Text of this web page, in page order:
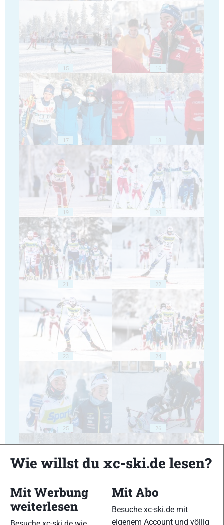
15 16
17 18
19 20
21 22
23 24
25 26
Wie willst du xc-ski.de lesen?
Mit Werbung
weiterlesen
Mit Abo
Besuche xc-ski.de mit
eigenem Account und völlig